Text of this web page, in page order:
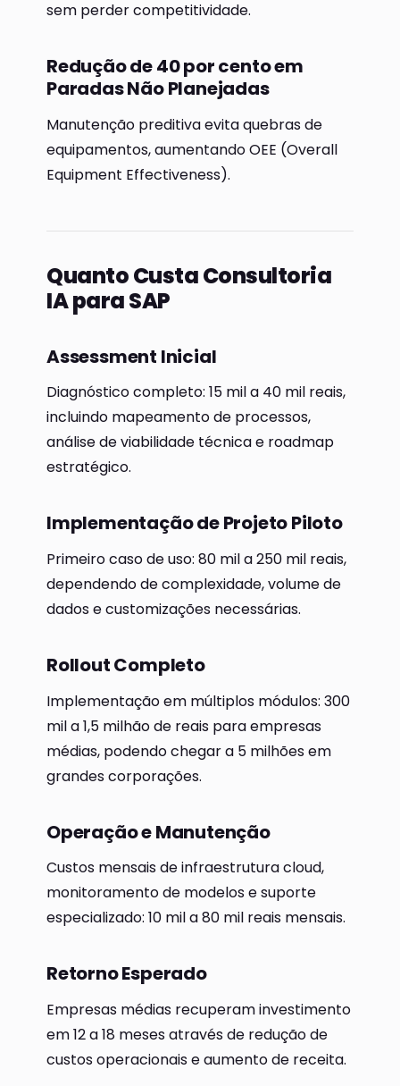
sem perder competitividade.
Redução de 40 por cento em
Paradas Não Planejadas
Manutenção preditiva evita quebras de
equipamentos, aumentando OEE (Overall
Equipment Effectiveness).
Quanto Custa Consultoria
IA para SAP
Assessment Inicial
Diagnóstico completo: 15 mil a 40 mil reais,
incluindo mapeamento de processos,
análise de viabilidade técnica e roadmap
estratégico.
Implementação de Projeto Piloto
Primeiro caso de uso: 80 mil a 250 mil reais,
dependendo de complexidade, volume de
dados e customizações necessárias.
Rollout Completo
Implementação em múltiplos módulos: 300
mil a 1,5 milhão de reais para empresas
médias, podendo chegar a 5 milhões em
grandes corporações.
Operação e Manutenção
Custos mensais de infraestrutura cloud,
monitoramento de modelos e suporte
especializado: 10 mil a 80 mil reais mensais.
Retorno Esperado
Empresas médias recuperam investimento
em 12 a 18 meses através de redução de
custos operacionais e aumento de receita.